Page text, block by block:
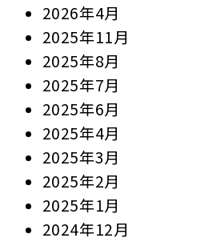
2026年4月
2025年11月
2025年8月
2025年7月
2025年6月
2025年4月
2025年3月
2025年2月
2025年1月
2024年12月